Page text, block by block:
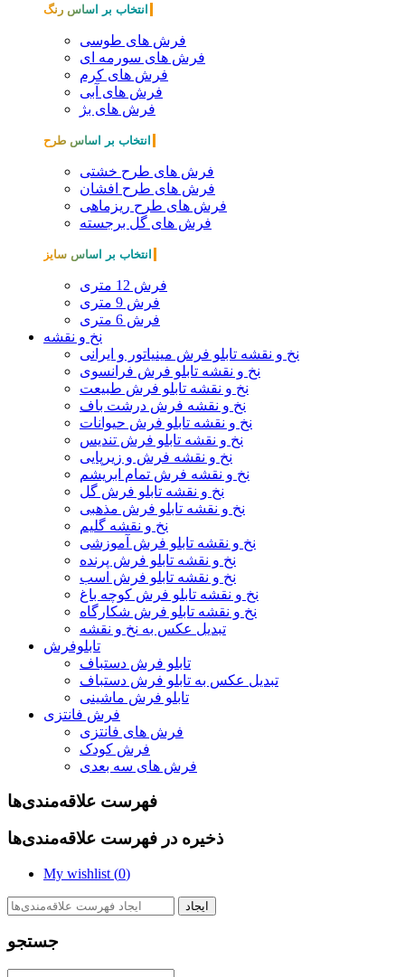
انتخاب بر اساس رنگ
فرش های طوسی
فرش های سورمه ای
فرش های کرم
فرش های آبی
فرش های بژ
انتخاب بر اساس طرح
فرش های طرح خشتی
فرش های طرح افشان
فرش های طرح ریزماهی
فرش های گل برجسته
انتخاب بر اساس سایز
فرش 12 متری
فرش 9 متری
فرش 6 متری
نخ و نقشه
نخ و نقشه تابلو فرش مینیاتور و ایرانی
نخ و نقشه تابلو فرش فرانسوی
نخ و نقشه تابلو فرش طبیعت
نخ و نقشه فرش درشت باف
نخ و نقشه تابلو فرش حیوانات
نخ و نقشه تابلو فرش تندیس
نخ و نقشه فرش و زیرپایی
نخ و نقشه فرش تمام ابریشم
نخ و نقشه تابلو فرش گل
نخ و نقشه تابلو فرش مذهبی
نخ و نقشه گلیم
نخ و نقشه تابلو فرش آموزشی
نخ و نقشه تابلو فرش پرنده
نخ و نقشه تابلو فرش اسب
نخ و نقشه تابلو فرش کوچه باغ
نخ و نقشه تابلو فرش شکارگاه
تبدیل عکس به نخ و نقشه
تابلوفرش
تابلو فرش دستباف
تبدیل عکس به تابلو فرش دستباف
تابلو فرش ماشینی
فرش فانتزی
فرش های فانتزی
فرش کودک
فرش های سه بعدی
فهرست علاقه‌مندی‌ها
ذخیره در فهرست علاقه‌مندی‌ها
My wishlist (0)
ایجاد
جستجو